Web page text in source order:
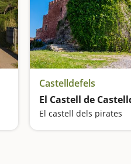
Castelldefels
El Castell de
El castell dels pirates